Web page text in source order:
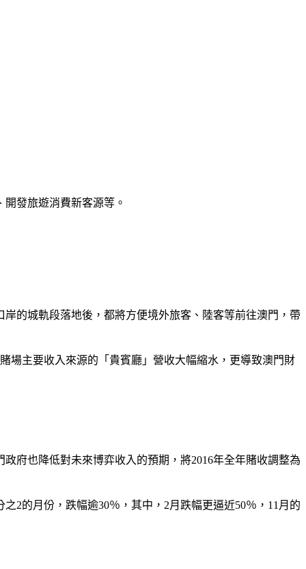
發旅遊消費新客源等。
的城軌段落地後，都將方便境外旅客、陸客等前往澳門，帶
場主要收入來源的「貴賓廳」營收大幅縮水，更導致澳門財
府也降低對未來博弈收入的預期，將2016年全年賭收調整為
2的月份，跌幅逾30％，其中，2月跌幅更逼近50％，11月的